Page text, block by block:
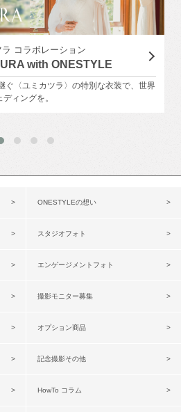
ラ コラボレーション
with ONESTYLE
ぐ〈ユミカツラ〉の特別な衣装で、世界
ィングを。
ONESTYLEの想い
スタジオフォト
エンゲージメントフォト
撮影モニター募集
オプション商品
記念撮影その他
HowTo コラム